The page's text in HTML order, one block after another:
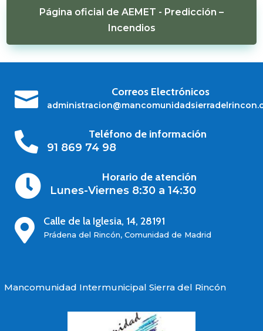
Página oficial de AEMET - Predicción –
Incendios
 Correos Electrónicos

Teléfono de información
91 869 74 98

Horario de atención
Lunes-Viernes 8:30 a 14:30
 Calle de la Iglesia, 14, 28191
Prádena del Rincón, Comunidad de Madrid
Mancomunidad Intermunicipal Sierra del Rincón